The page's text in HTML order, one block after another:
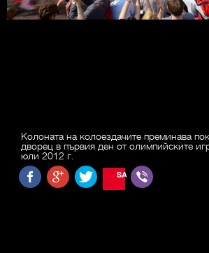
Колоната на колоездачите преминава
дворец в първия ден от олимпийските
юли 2012 г.
SAVE